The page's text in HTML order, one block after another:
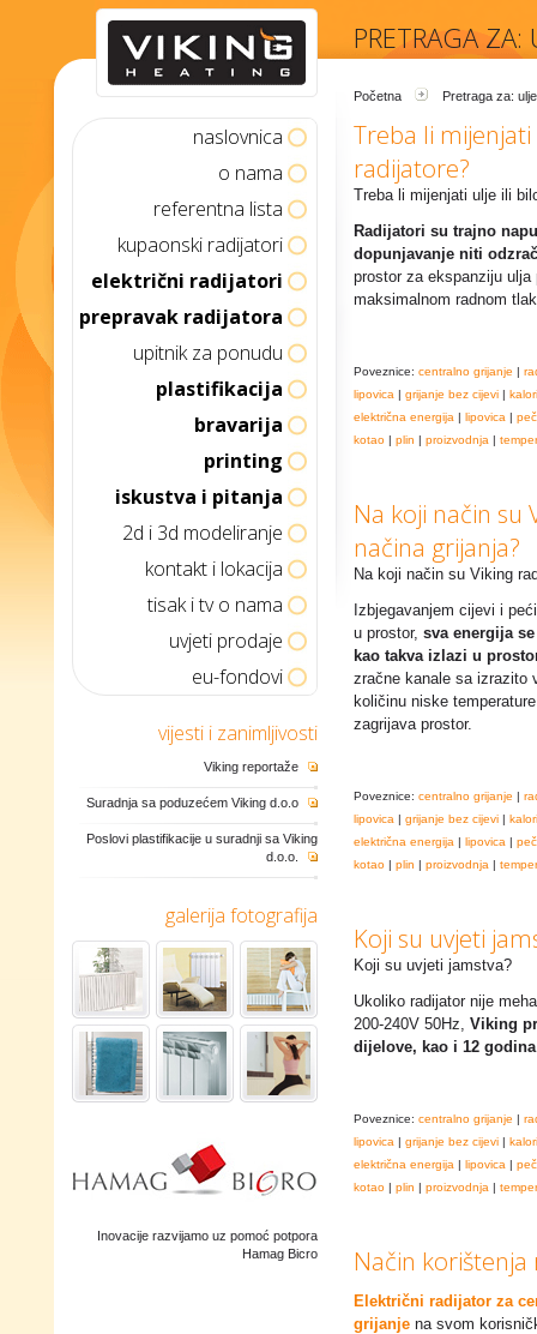
PRETRAGA ZA:
Početna Pretraga za: ulje
naslovnica
o nama
referentna lista
kupaonski radijatori
električni radijatori
prepravak radijatora
upitnik za ponudu
plastifikacija
bravarija
printing
iskustva i pitanja
2d i 3d modeliranje
kontakt i lokacija
tisak i tv o nama
uvjeti prodaje
eu-fondovi
vijesti i zanimljivosti
Viking reportaže
Suradnja sa poduzećem Viking d.o.o
Poslovi plastifikacije u suradnji sa Viking
d.o.o.
galerija fotografija
Inovacije razvijamo uz pomoć potpora
Hamag Bicro
Treba li
radijatore?
Treba li mijenjati ulje ili
Radijatori su trajno
dopunjavanje niti
prostor za ekspanziju
maksimalnom radnom
Poveznice: centralno grijanje |
lipovica | grijanje bez cijevi |
električna energija | lipovica |
kotao | plin | proizvodnja |
Na koji način su
načina grijanja?
Na koji način su Viking
Izbjegavanjem cijevi i
u prostor, sva energija
kao takva izlazi u
zračne kanale sa izrazito
količinu niske
zagrijava prostor.
Poveznice: centralno grijanje |
lipovica | grijanje bez cijevi |
električna energija | lipovica |
kotao | plin | proizvodnja |
Koji su uvjeti
Koji su uvjeti jamstva?
Ukoliko radijator nije
200-240V 50Hz, Viking
dijelove, kao i 12
Poveznice: centralno grijanje |
lipovica | grijanje bez cijevi |
električna energija | lipovica |
kotao | plin | proizvodnja |
Način
Električni radijator za
grijanje na svom